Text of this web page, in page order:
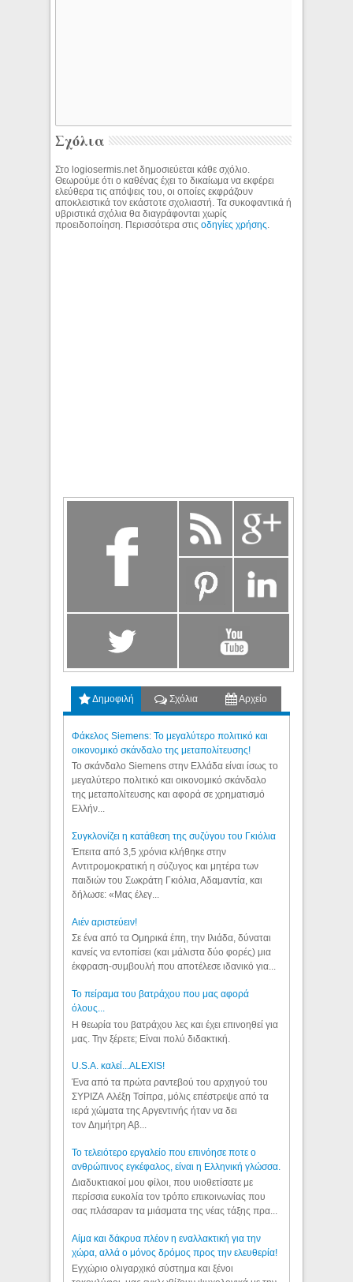
Σχόλια
Στο logiosermis.net δημοσιεύεται κάθε σχόλιο.
Θεωρούμε ότι ο καθένας έχει το δικαίωμα να εκφέρει
ελεύθερα τις απόψεις του, οι οποίες εκφράζουν
αποκλειστικά τον εκάστοτε σχολιαστή. Τα συκοφαντικά ή
υβριστικά σχόλια θα διαγράφονται χωρίς
προειδοποίηση. Περισσότερα στιςοδηγίες χρήσης.
Δημοφιλή Σχόλια Αρχείο
Φάκελος Siemens: Το μεγαλύτερο πολιτικό και
οικονομικό σκάνδαλο της μεταπολίτευσης!
Το σκάνδαλο Siemens στην Ελλάδα είναι ίσως το
μεγαλύτερο πολιτικό και οικονομικό σκάνδαλο
της μεταπολίτευσης και αφορά σε χρηματισμό
Ελλήν...
Συγκλονίζει η κατάθεση της συζύγου του Γκιόλια
Έπειτα από 3,5 χρόνια κλήθηκε στην
Αντιτρομοκρατική η σύζυγος και μητέρα των
παιδιών του Σωκράτη Γκιόλια, Αδαμαντία, και
δήλωσε: «Μας έλεγ...
Aιέν αριστεύειν!
Σε ένα από τα Ομηρικά έπη, την Ιλιάδα, δύναται
κανείς να εντοπίσει (και μάλιστα δύο φορές) μια
έκφραση-συμβουλή που αποτέλεσε ιδανικό για...
Το πείραμα του βατράχου που μας αφορά
όλους...
Η θεωρία του βατράχου λες και έχει επινοηθεί για
μας. Την ξέρετε; Είναι πολύ διδακτική.
U.S.A. καλεί...ALEXIS!
Ένα από τα πρώτα ραντεβού του αρχηγού του
ΣΥΡΙΖΑ Αλέξη Τσίπρα, μόλις επέστρεψε από τα
ιερά χώματα της Αργεντινής ήταν να δει
τον Δημήτρη Αβ...
Το τελειότερο εργαλείο που επινόησε ποτε ο
ανθρώπινος εγκέφαλος, είναι η Ελληνική γλώσσα.
Διαδυκτιακοί μου φίλοι, που υιοθετίσατε με
περίσσια ευκολία τον τρόπο επικοινωνίας που
σας πλάσαραν τα μιάσματα της νέας τάξης πρα...
Αίμα και δάκρυα πλέον η εναλλακτική για την
χώρα, αλλά ο μόνος δρόμος προς την ελευθερία!
Εγχώριο ολιγαρχικό σύστημα και ξένοι